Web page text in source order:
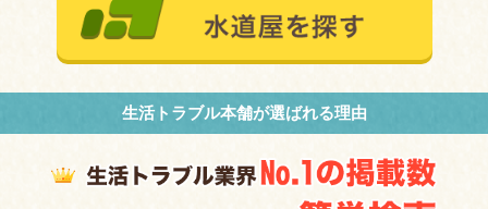
生活トラブル本舗が選ばれる理由